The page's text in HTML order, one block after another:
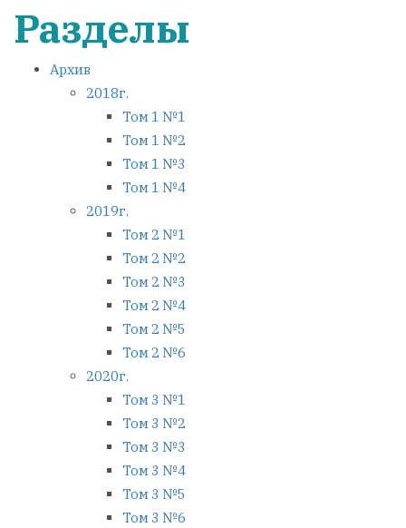
Разделы
Архив
2018г.
Том 1 №1
Том 1 №2
Том 1 №3
Том 1 №4
2019г.
Том 2 №1
Том 2 №2
Том 2 №3
Том 2 №4
Том 2 №5
Том 2 №6
2020г.
Том 3 №1
Том 3 №2
Том 3 №3
Том 3 №4
Том 3 №5
Том 3 №6